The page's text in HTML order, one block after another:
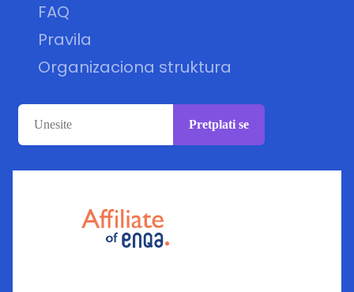
FAQ
Pravila
Organizaciona struktura
Pretplati se